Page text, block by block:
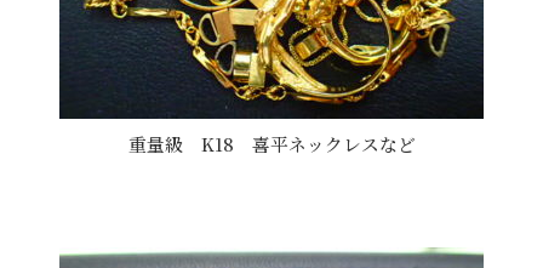
重量級 K18 喜平ネックレスなど